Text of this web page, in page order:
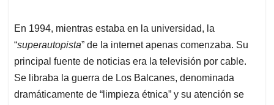
En 1994, mientras estaba en la universidad, la
“superautopista” de la internet apenas comenzaba. Su
principal fuente de noticias era la televisión por cable.
Se libraba la guerra de Los Balcanes, denominada
dramáticamente de “limpieza étnica” y su atención se